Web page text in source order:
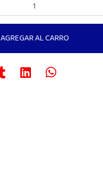
AGREGAR AL CARRO